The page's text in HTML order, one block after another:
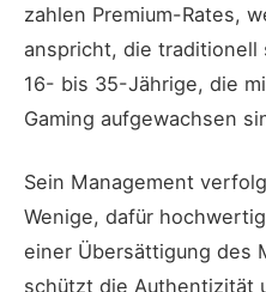
zahlen Premium-Rates,
anspricht, die traditionell
16- bis 35-Jährige, die
Gaming aufgewachsen
Sein Management
Wenige, dafür
einer Übersättigung des
schützt die Authentizität